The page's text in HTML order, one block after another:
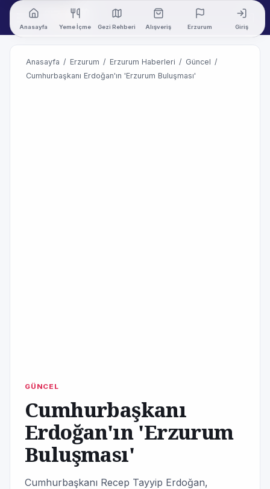
Anasayfa Yeme İçme Gezi Rehberi Alışveriş Erzurum Giriş
Anasayfa / Erzurum / Erzurum Haberleri / Güncel /
Cumhurbaşkanı Erdoğan'ın 'Erzurum Buluşması'
GÜNCEL
Cumhurbaşkanı
Erdoğan'ın 'Erzurum
Buluşması'
Cumhurbaşkanı Recep Tayyip Erdoğan,